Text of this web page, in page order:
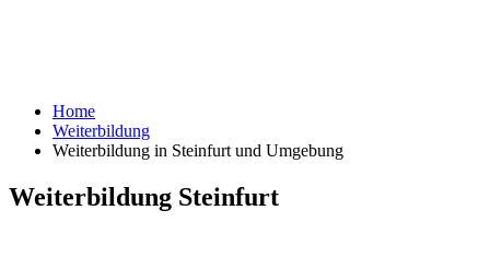
Home
Weiterbildung
Weiterbildung in Steinfurt und Umgebung
Weiterbildung Steinfurt